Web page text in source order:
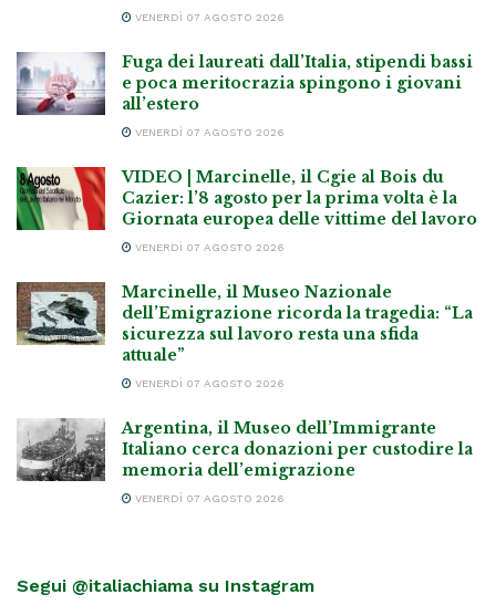
VENERDÌ 07 AGOSTO 2026
Fuga dei laureati dall’Italia, stipendi bassi
e poca meritocrazia spingono i giovani
all’estero
VENERDÌ 07 AGOSTO 2026
VIDEO | Marcinelle, il Cgie al Bois du
Cazier: l’8 agosto per la prima volta è la
Giornata europea delle vittime del lavoro
VENERDÌ 07 AGOSTO 2026
Marcinelle, il Museo Nazionale
dell’Emigrazione ricorda la tragedia: “La
sicurezza sul lavoro resta una sfida
attuale”
VENERDÌ 07 AGOSTO 2026
Argentina, il Museo dell’Immigrante
Italiano cerca donazioni per custodire la
memoria dell’emigrazione
VENERDÌ 07 AGOSTO 2026
Segui @italiachiama su Instagram